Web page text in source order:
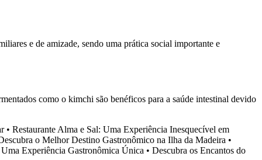
e de amizade, sendo uma prática social importante e
como o kimchi são benéficos para a saúde intestinal devido
• Restaurante Alma e Sal: Uma Experiência Inesquecível em
o Melhor Destino Gastronômico na Ilha da Madeira •
Experiência Gastronômica Única • Descubra os Encantos do